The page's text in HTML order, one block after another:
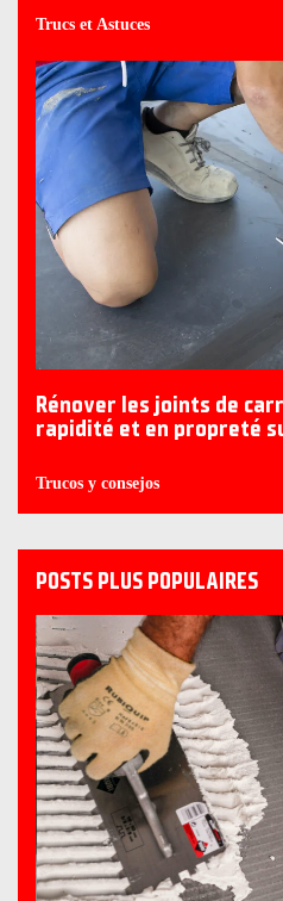
Trucs et Astuces
Rénover les joints de
rapidité et en propreté
Trucos y consejos
POSTS PLUS POPULAIRES